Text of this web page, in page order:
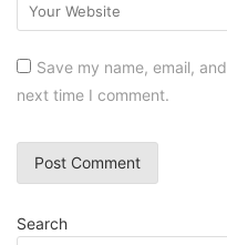
Save my name, email,
next time I comment.
Search